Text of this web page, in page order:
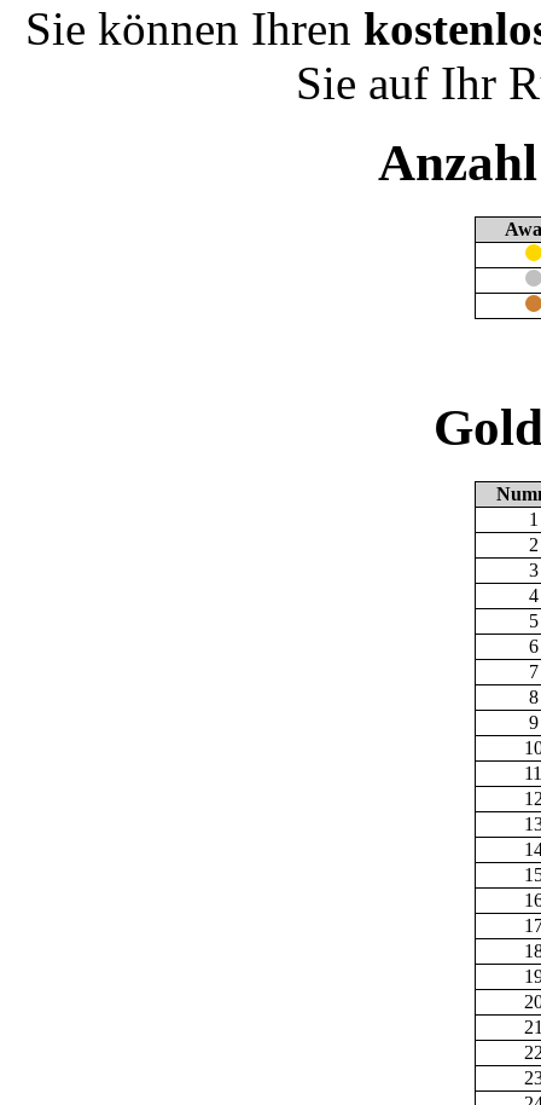
Sie können Ihren
Sie auf Ihr
1
2
3
4
5
6
7
8
9
11